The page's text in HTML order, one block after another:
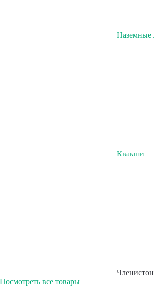
Наземные
Квакши
Посмотреть все товары